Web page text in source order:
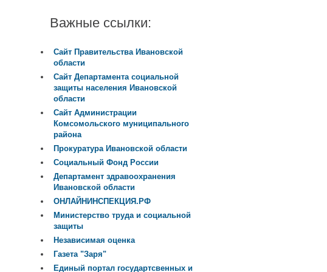
Важные ссылки:
Сайт Правительства Ивановской
области
Сайт Департамента социальной
защиты населения Ивановской
области
Сайт Администрации
Комсомольского муниципального
района
Прокуратура Ивановской области
Социальный Фонд России
Департамент здравоохранения
Ивановской области
ОНЛАЙНИНСПЕКЦИЯ.РФ
Министерство труда и социальной
защиты
Независимая оценка
Газета "Заря"
Единый портал государтсвенных и